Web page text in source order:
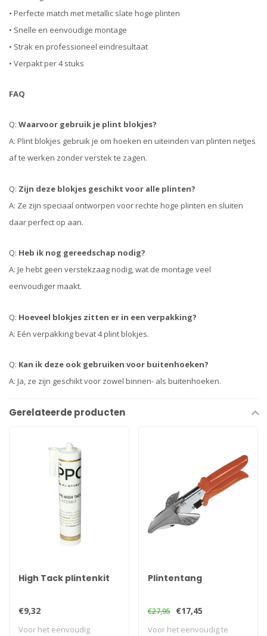
• Perfecte match met metallic slate hoge plinten
• Snelle en eenvoudige montage
• Strak en professioneel eindresultaat
• Verpakt per 4 stuks
FAQ
Q: Waarvoor gebruik je plint blokjes?
A: Plint blokjes gebruik je om hoeken en uiteinden van plinten netjes
af te werken zonder verstek te zagen.
Q: Zijn deze blokjes geschikt voor alle plinten?
A: Ze zijn speciaal ontworpen voor rechte hoge plinten en sluiten
daar perfect op aan.
Q: Heb ik nog gereedschap nodig?
A: Je hebt geen verstekzaag nodig, wat de montage veel
eenvoudiger maakt.
Q: Hoeveel blokjes zitten er in een verpakking?
A: Eén verpakking bevat 4 plint blokjes.
Q: Kan ik deze ook gebruiken voor buitenhoeken?
A: Ja, ze zijn geschikt voor zowel binnen- als buitenhoeken.
Gerelateerde producten
High Tack plintenkit
€9,32
Voor het eenvoudig
Plintentang
€27,95 €17,45
Voor het eenvoudig te